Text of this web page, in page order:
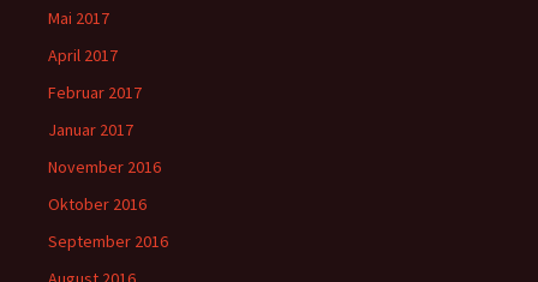
Mai 2017
April 2017
Februar 2017
Januar 2017
November 2016
Oktober 2016
September 2016